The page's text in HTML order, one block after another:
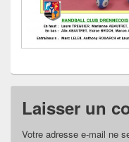
Laisser un
Votre adresse e-mail ne